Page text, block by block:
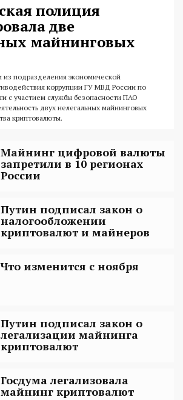
полиция
две
майнинговых
подразделения экономической
коррупции ГУ МВД России по
с участием службы безопасности ПАО
двух нелегальных майнинговых
криптовалюты.
Майнинг цифровой валюты
запретили в 10 регионах
России
Путин подписал закон о
налогообложении
криптовалют и майнеров
Что изменится с ноября
Путин подписал закон о
легализации майнинга
криптовалют
Госдума легализовала
майнинг криптовалют